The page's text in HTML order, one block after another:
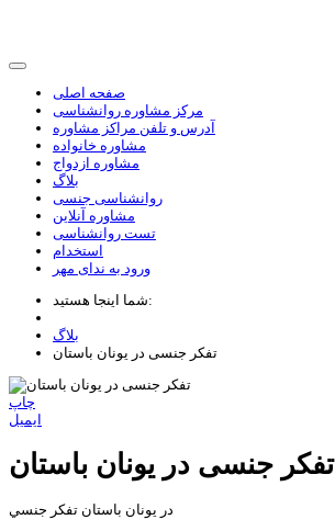
صفحه اصلی
مرکز مشاوره روانشناسی
آدرس و تلفن مراکز مشاوره
مشاوره خانواده
مشاوره ازدواج
بلاگ
روانشناسی جنسی
مشاوره آنلاین
تست روانشناسی
استخدام
ورود به ندای مهر
شما اینجا هستید:
بلاگ
تفکر جنسی در یونان باستان
چاپ
ایمیل
تفکر جنسی در یونان باستان
در یونان باستان تفكر جنسي